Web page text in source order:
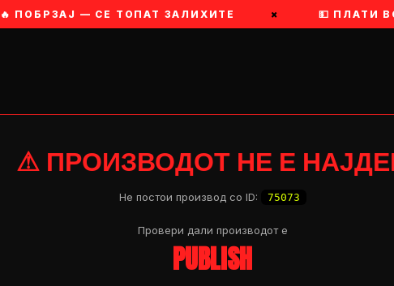
🔥 ПОБРЗАЈ — СЕ ТОПАТ ЗАЛИХИТЕ × 💵 ПЛАТИ
⚠ ПРОИЗВОДОТ НЕ Е
Не постои производ со ID: 75073
Провери дали производот e
PUBLISH